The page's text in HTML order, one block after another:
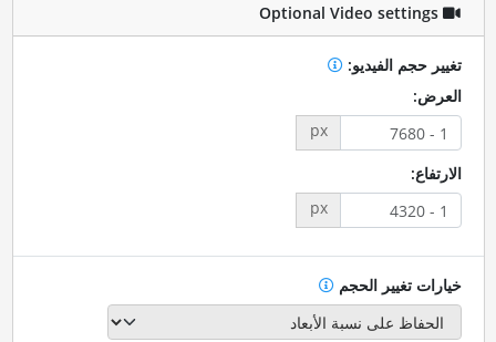
Optional Video settings
تغيير حجم الفيديو:
العرض:
px
الارتفاع:
px
خيارات تغيير الحجم